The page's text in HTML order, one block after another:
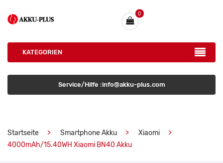
0
KATEGORIEN
Service/Hilfe :info@akku-plus.com
Startseite Smartphone Akku
Xiaomi
4000mAh/15.40WH Xiaomi BN40 Akku